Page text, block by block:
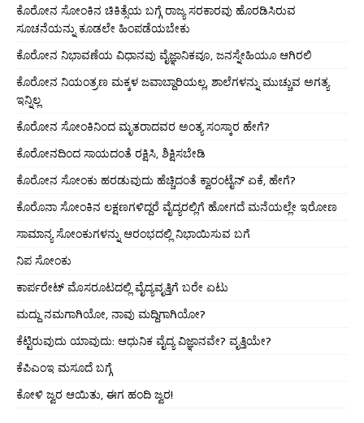
ಕೊರೋನ ಸೋಂಕಿನ ಚಿಕಿತ್ಸೆಯ ಬಗ್ಗೆ ರಾಜ್ಯ ಸರಕಾರವು ಹೊರಡಿಸಿರುವ
ಸೂಚನೆಯನ್ನು ಕೂಡಲೇ ಹಿಂಪಡೆಯಬೇಕು
ಕೊರೋನ ನಿಭಾವಣೆಯ ವಿಧಾನವು ವೈಜ್ಞಾನಿಕವೂ, ಜನಸ್ನೇಹಿಯೂ ಆಗಿರಲಿ
ಕೊರೋನ ನಿಯಂತ್ರಣ ಮಕ್ಕಳ ಜವಾಬ್ದಾರಿಯಲ್ಲ, ಶಾಲೆಗಳನ್ನು ಮುಚ್ಚುವ ಅಗತ್ಯ
ಇನ್ನಿಲ್ಲ
ಕೊರೋನ ಸೋಂಕಿನಿಂದ ಮೃತರಾದವರ ಅಂತ್ಯ ಸಂಸ್ಕಾರ ಹೇಗೆ?
ಕೊರೋನದಿಂದ ಸಾಯದಂತೆ ರಕ್ಷಿಸಿ, ಶಿಕ್ಷಿಸಬೇಡಿ
ಕೊರೋನ ಸೋಂಕು ಹರಡುವುದು ಹೆಚ್ಚಿದಂತೆ ಕ್ವಾರಂಟೈನ್ ಏಕೆ, ಹೇಗೆ?
ಕೊರೊನಾ ಸೋಂಕಿನ ಲಕ್ಷಣಗಳಿದ್ದರೆ ವೈದ್ಯರಲ್ಲಿಗೆ ಹೋಗದೆ ಮನೆಯಲ್ಲೇ ಇರೋಣ
ಸಾಮಾನ್ಯ ಸೋಂಕುಗಳನ್ನು ಆರಂಭದಲ್ಲಿ ನಿಭಾಯಿಸುವ ಬಗೆ
ನಿಪ ಸೋಂಕು
ಕಾರ್ಪರೇಟ್ ಮೊಸರೂಟದಲ್ಲಿ ವೈದ್ಯವೃತ್ತಿಗೆ ಬರೇ ಏಟು
ಮದ್ದು ನಮಗಾಗಿಯೋ, ನಾವು ಮದ್ದಿಗಾಗಿಯೋ?
ಕೆಟ್ಟಿರುವುದು ಯಾವುದು: ಆಧುನಿಕ ವೈದ್ಯ ವಿಜ್ಞಾನವೇ? ವೃತ್ತಿಯೇ?
ಕೆಪಿಎಂಇ ಮಸೂದೆ ಬಗ್ಗೆ
ಕೋಳಿ ಜ್ವರ ಆಯಿತು, ಈಗ ಹಂದಿ ಜ್ವರ!